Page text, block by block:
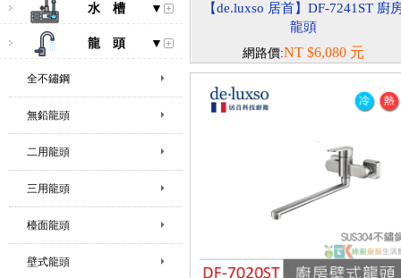
水 槽 ▼
龍 頭 ▼
全不鏽鋼
無鉛龍頭
二用龍頭
三用龍頭
檯面龍頭
壁式龍頭
【de.luxso 居首】DF-7241ST 廚
龍頭
網路價:NT $6,080 元